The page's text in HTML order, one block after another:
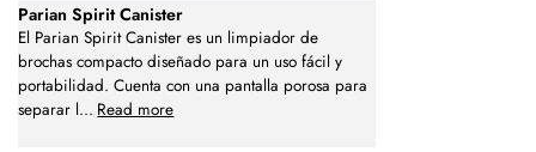
Parian Spirit Canister
El Parian Spirit Canister es un limpiador de
brochas compacto diseñado para un uso fácil y
portabilidad. Cuenta con una pantalla porosa para
separar l... Read more